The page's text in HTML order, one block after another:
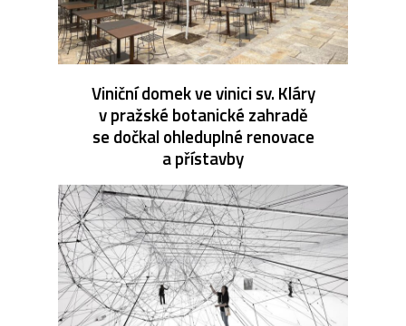
Viniční domek ve vinici sv. Kláry
v pražské botanické zahradě
se dočkal ohleduplné renovace
a přístavby